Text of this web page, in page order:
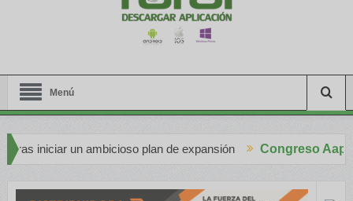
Menú
ambicioso plan de expansión Congreso Aapresid 2026